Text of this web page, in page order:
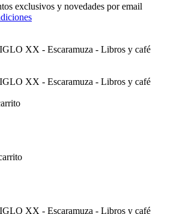
exclusivos y novedades por email